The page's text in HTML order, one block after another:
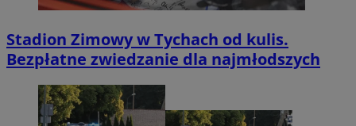
Stadion Zimowy w Tychach od kulis.
Bezpłatne zwiedzanie dla najmłodszych